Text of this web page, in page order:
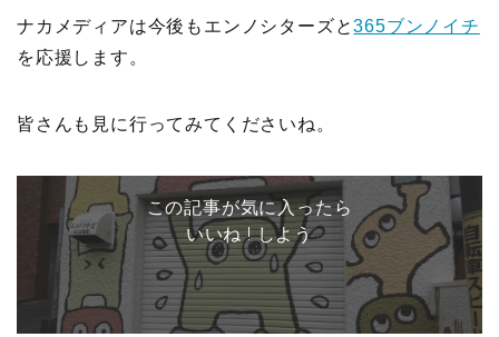
ナカメディアは今後もエンノシターズと365ブンノイチ
を応援します。
皆さんも見に行ってみてくださいね。
この記事が気に入ったら
いいね ! しよう